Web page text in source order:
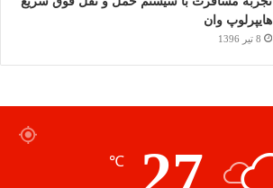
هایپرلوپ وان
8 تیر 1396
℃